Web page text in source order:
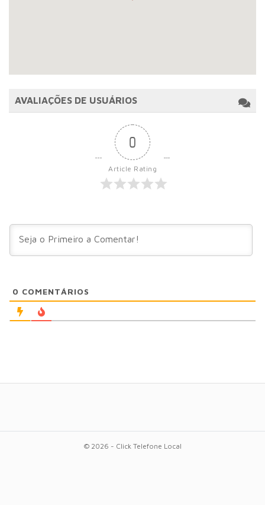
AVALIAÇÕES DE USUÁRIOS
0
Article Rating
0 COMENTÁRIOS
© 2026 - Click Telefone Local